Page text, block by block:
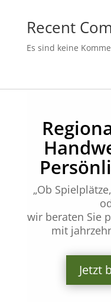
Recent
Es sind keine
„Ob
wir beraten Sie
mit
Jetzt